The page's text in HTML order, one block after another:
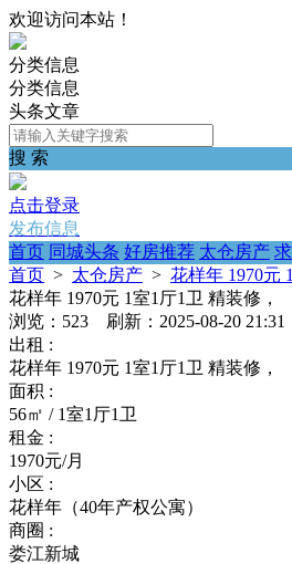
欢迎访问本站！
分类信息
分类信息
头条文章
搜 索
点击登录
发布信息
首页 同城头条 好房推荐 太仓房产
首页 > 太仓房产 > 花样年 1970元
花样年 1970元 1室1厅1卫 精装修，
浏览：523 刷新：2025-08-20 21:31
出租 :
花样年 1970元 1室1厅1卫 精装修，
面积 :
56㎡ / 1室1厅1卫
租金 :
1970元/月
小区 :
花样年（40年产权公寓）
商圈 :
娄江新城